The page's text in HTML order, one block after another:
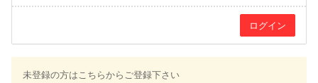
未登録の方はこちらからご登録下さい